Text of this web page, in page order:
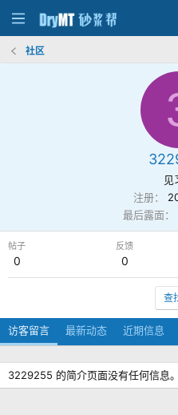
社区
见
注册
最后露面
帖子
0
反馈
0
查
访客留言 最新动态 近期信息
3229255 的简介页面没有任何信息。